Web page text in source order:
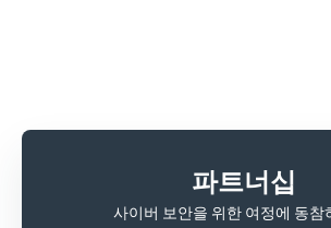
파트너십
사이버 보안을 위한 여정에 동참